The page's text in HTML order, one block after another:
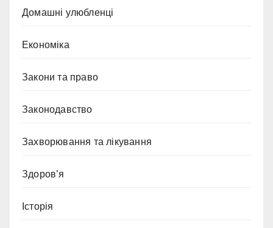
Домашні улюбленці
Економіка
Закони та право
Законодавство
Захворювання та лікування
Здоров’я
Історія